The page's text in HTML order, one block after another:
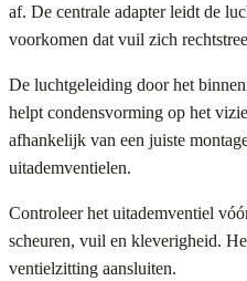
af. De centrale adapter leidt de
voorkomen dat vuil zich
De luchtgeleiding door het
helpt condensvorming op het
afhankelijk van een juiste
uitademventielen.
Controleer het uitademventiel
scheuren, vuil en kleverigheid.
ventielzitting aansluiten.